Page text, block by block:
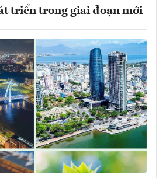
triển trong giai đoạn mới